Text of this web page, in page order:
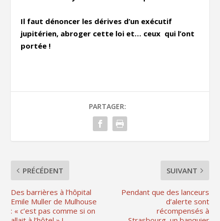
Il faut dénoncer les dérives d’un exécutif
jupitérien, abroger cette loi et… ceux qui l’ont
portée !
PARTAGER:
PRÉCÉDENT
Des barrières à l’hôpital
Emile Muller de Mulhouse
: « c’est pas comme si on
SUIVANT
Pendant que des lanceurs
d’alerte sont
récompensés à